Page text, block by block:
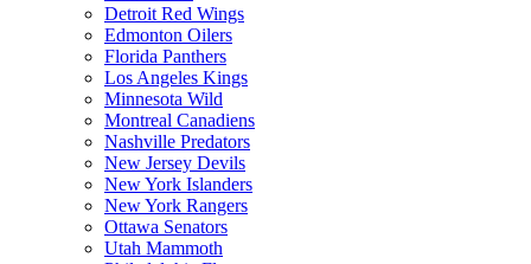
Detroit Red Wings
Edmonton Oilers
Florida Panthers
Los Angeles Kings
Minnesota Wild
Montreal Canadiens
Nashville Predators
New Jersey Devils
New York Islanders
New York Rangers
Ottawa Senators
Utah Mammoth